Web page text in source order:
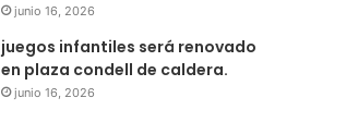
junio 16, 2026
juegos infantiles será renovado
en plaza condell de caldera.
junio 16, 2026